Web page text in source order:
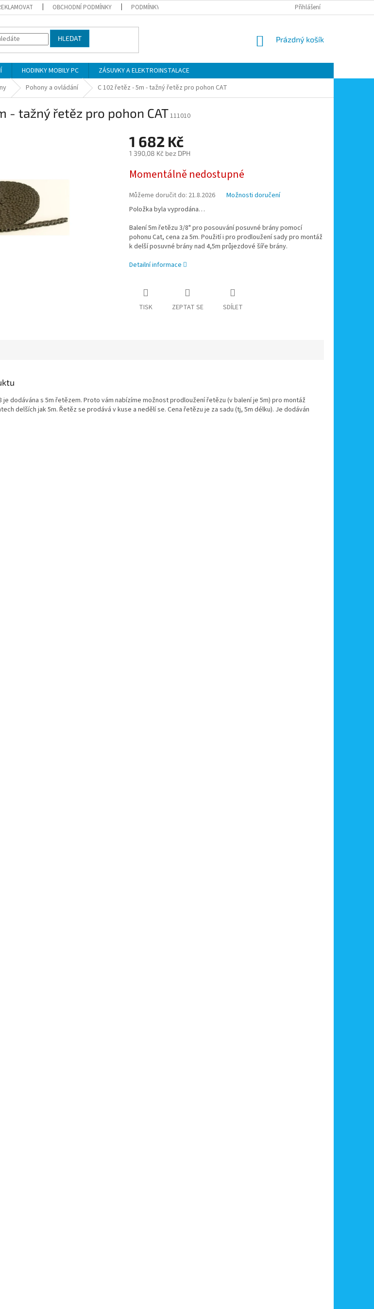
OBCHODNÍ PODMÍNKY PODMÍNKY OCHRANY OSOBNÍCH ÚDAJŮ MOJE OBJEDNÁVKA
Přihlášení
HLEDAT
NÁKUPNÍ
Prázdný košík
HODINKY MOBILY PC
ZÁSUVKY A ELEKTROINSTALACE
Pohony a ovládání C 102 řetěz - 5m - tažný řetěz pro pohon CAT
- tažný řetěz pro pohon CAT111010
1 682 Kč
1 390,08 Kč bez DPH
cena:
Momentálně nedostupné
Můžeme doručit do: 21.8.2026
Možnosti doručení
Položka byla vyprodána…
Balení 5m řetězu 3/8" pro posouvání posuvné brány pomocí
pohonu Cat, cena za 5m. Použití i pro prodloužení sady pro montáž
k delší posuvné brány nad 4,5m průjezdové šíře brány.
Detailní informace
TISK ZEPTAT SE SDÍLET
8 je dodávána s 5m řetězem. Proto vám nabízíme možnost prodloužení řetězu (v balení je 5m) pro montáž
delších jak 5m. Řetěz se prodává v kuse a nedělí se. Cena řetězu je za sadu (tj, 5m délku). Je dodáván